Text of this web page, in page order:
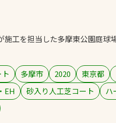
投てき実施可
環境対応ウレタ
施工を担当した多摩東公園庭球
多摩市 2020 東京都
EH
砂入り人工芝コート
ハ